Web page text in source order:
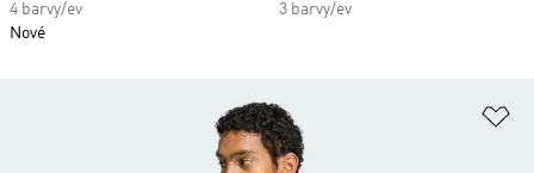
4 barvy/ev
Nové
3 barvy/ev